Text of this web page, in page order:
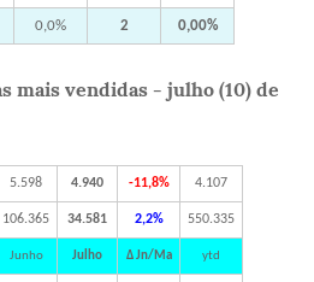
0,0% 2 0,00%
mais vendidas - julho (10) de
5.598 4.940 -11,8% 4.107
106.365 34.581 2,2% 550.335
Junho Julho Δ Jn/Ma ytd